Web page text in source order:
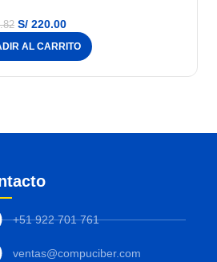
S/ 220.00
AL CARRITO
+51 922 701 761
ventas@compuciber.com